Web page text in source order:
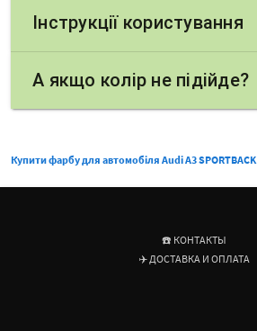
Інструкції користування
А якщо колір не підійде?
Купити фарбу для автомобіля Audi A3 SPORTBACK
☎️ КОНТАКТЫ
✈️ ДОСТАВКА И ОПЛАТА